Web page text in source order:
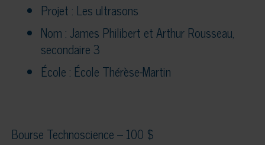
Projet : Les ultrasons
Nom : James Philibert et Arthur Rousseau,
secondaire 3
École : École Thérèse-Martin
Bourse Technoscience – 100 $